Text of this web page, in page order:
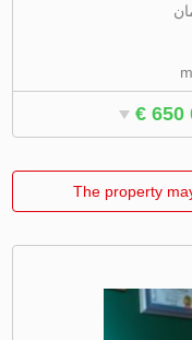
€ 650
The property